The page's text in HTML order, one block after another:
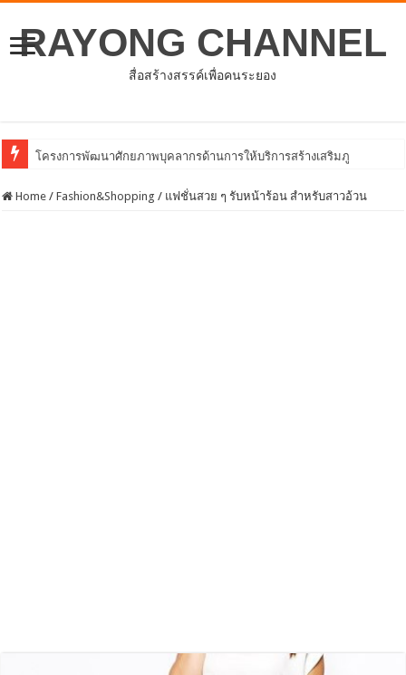
RAYONG CHANNEL
สื่อสร้างสรรค์เพื่อคนระยอง
ประชุมคณะกรรมการดำเนินโค
Home / Fashion&Shopping / แฟชั่นสวย ๆ รับหน้าร้อน สำหรับสาวอ้วน